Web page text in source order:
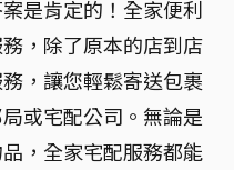
是肯定的！全家便利
，除了原本的店到店
，讓您輕鬆寄送包裹
或宅配公司。無論是
，全家宅配服務都能